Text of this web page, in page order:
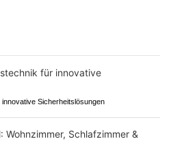
Sicherheitslösungen